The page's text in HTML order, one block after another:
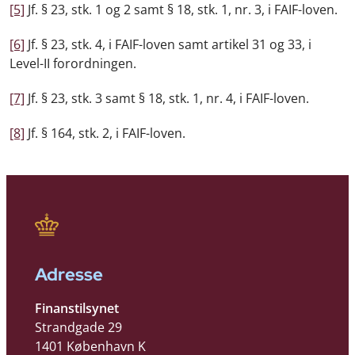
[5] Jf. § 23, stk. 1 og 2 samt § 18, stk. 1, nr. 3, i FAIF-loven.
[6] Jf. § 23, stk. 4, i FAIF-loven samt artikel 31 og 33, i
Level-II forordningen.
[7] Jf. § 23, stk. 3 samt § 18, stk. 1, nr. 4, i FAIF-loven.
[8] Jf. § 164, stk. 2, i FAIF-loven.
Adresse
Finanstilsynet
Strandgade 29
1401 København K